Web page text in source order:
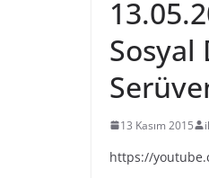
Sosyal
13 Kasım 2015
https://